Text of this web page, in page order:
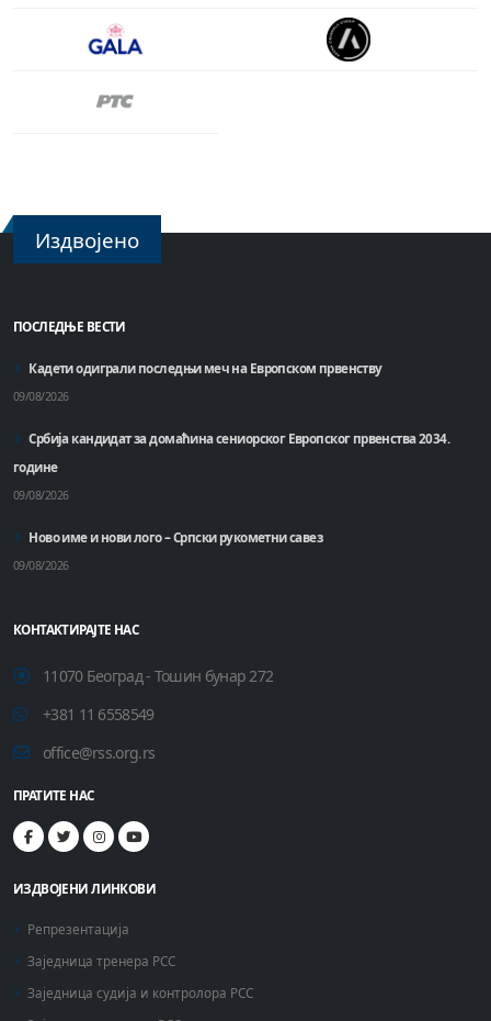
Издвојено
ПОСЛЕДЊЕ ВЕСТИ
Кадети одиграли последњи меч на Европском првенству
09/08/2026
Србија кандидат за домаћинa сениорског Европског првенства 2034.
године
09/08/2026
Ново име и нови лого – Српски рукометни савез
09/08/2026
КОНТАКТИРАЈТЕ НАС
11070 Београд - Тошин бунар 272
+381 11 6558549
office@rss.org.rs
ПРАТИТЕ НАС
ИЗДВОЈЕНИ ЛИНКОВИ
Репрезентација
Заједница тренера РСС
Заједница судија и контролора РСС